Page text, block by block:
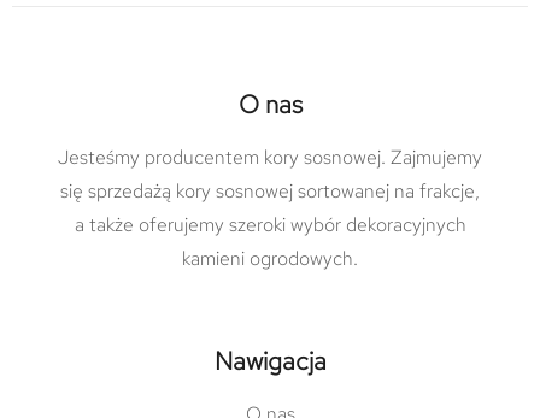
O nas
Jesteśmy producentem kory sosnowej. Zajmujemy
się sprzedażą kory sosnowej sortowanej na frakcje,
a także oferujemy szeroki wybór dekoracyjnych
kamieni ogrodowych.
Nawigacja